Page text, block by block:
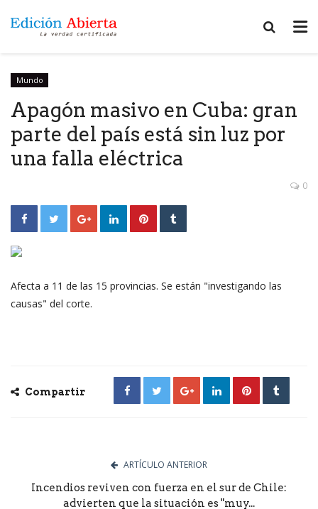
Mundo
Apagón masivo en Cuba: gran
parte del país está sin luz por
una falla eléctrica
0
Afecta a 11 de las 15 provincias. Se están "investigando las
causas" del corte.
Compartir
ARTÍCULO ANTERIOR
Incendios reviven con fuerza en el sur de Chile:
advierten que la situación es "muy...